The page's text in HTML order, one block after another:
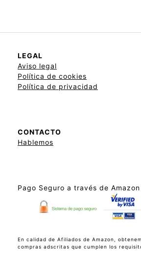
LEGAL
Aviso legal
Política de cookies
Política de privacidad
CONTACTO
Hablemos
Pago Seguro a través de Amazon
En calidad de Afiliados de Amazon,
compras adscritas que cumplen los